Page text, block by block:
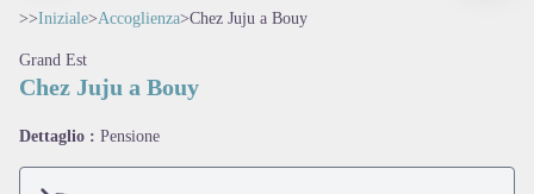
>>Iniziale>Accoglienza>Chez Juju a Bouy
Grand Est
Chez Juju a Bouy
Dettaglio : Pensione